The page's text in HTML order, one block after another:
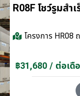
R08F โชว์รูมสำ
โครงการ HR08
฿31,680 / ต่อเดื